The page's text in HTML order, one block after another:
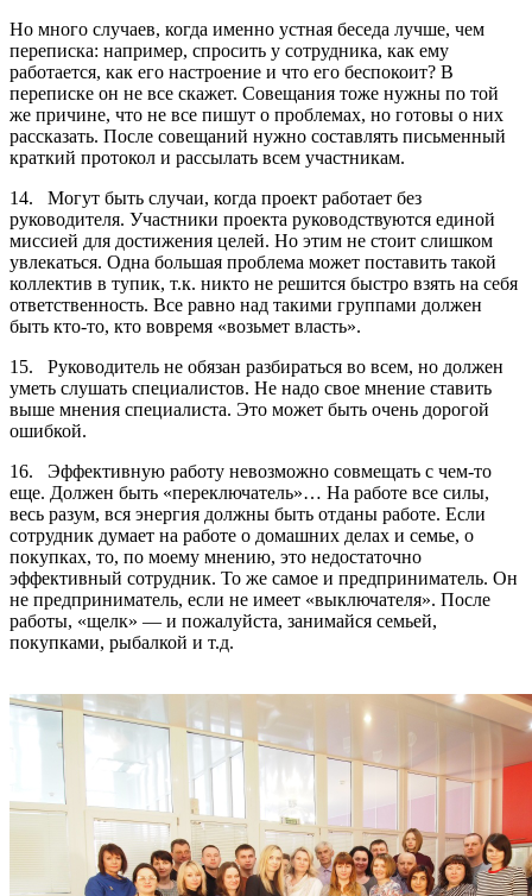
Но много случаев, когда именно устная беседа лучше, чем
переписка: например, спросить у сотрудника, как ему
работается, как его настроение и что его беспокоит? В
переписке он не все скажет. Совещания тоже нужны по той
же причине, что не все пишут о проблемах, но готовы о них
рассказать. После совещаний нужно составлять письменный
краткий протокол и рассылать всем участникам.
14. Могут быть случаи, когда проект работает без
руководителя. Участники проекта руководствуются единой
миссией для достижения целей. Но этим не стоит слишком
увлекаться. Одна большая проблема может поставить такой
коллектив в тупик, т.к. никто не решится быстро взять на себя
ответственность. Все равно над такими группами должен
быть кто-то, кто вовремя «возьмет власть».
15. Руководитель не обязан разбираться во всем, но должен
уметь слушать специалистов. Не надо свое мнение ставить
выше мнения специалиста. Это может быть очень дорогой
ошибкой.
16. Эффективную работу невозможно совмещать с чем-то
еще. Должен быть «переключатель»… На работе все силы,
весь разум, вся энергия должны быть отданы работе. Если
сотрудник думает на работе о домашних делах и семье, о
покупках, то, по моему мнению, это недостаточно
эффективный сотрудник. То же самое и предприниматель. Он
не предприниматель, если не имеет «выключателя». После
работы, «щелк» ― и пожалуйста, занимайся семьей,
покупками, рыбалкой и т.д.